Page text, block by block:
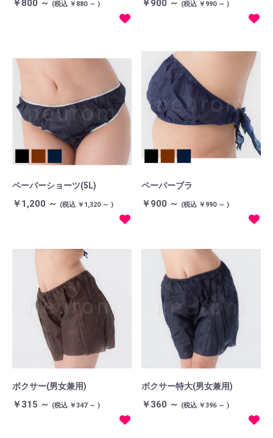
￥800 ～ (税込 ￥880 ～ ) ￥900 ～ (税込 ￥990 ～ )
ペーパーショーツ(5L)
￥1,200 ～ (税込 ￥1,320 ～ )
ペーパーブラ
￥900 ～ (税込 ￥990 ～ )
ボクサー(男女兼用)
￥315 ～ (税込 ￥347 ～ )
ボクサー特大(男女兼用)
￥360 ～ (税込 ￥396 ～ )